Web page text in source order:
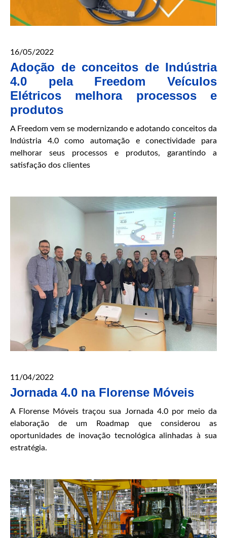
16/05/2022
Adoção de conceitos de Indústria
4.0 pela Freedom Veículos
Elétricos melhora processos e
produtos
A Freedom vem se modernizando e adotando conceitos da
Indústria 4.0 como automação e conectividade para
melhorar seus processos e produtos, garantindo a
satisfação dos clientes
11/04/2022
Jornada 4.0 na Florense Móveis
A Florense Móveis traçou sua Jornada 4.0 por meio da
elaboração de um Roadmap que considerou as
oportunidades de inovação tecnológica alinhadas à sua
estratégia.